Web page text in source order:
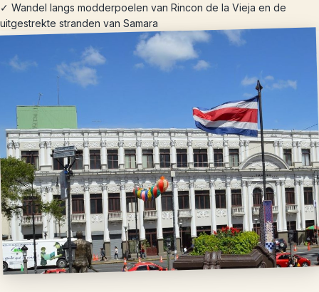
✓ Wandel langs modderpoelen van Rincon de la Vieja en de
uitgestrekte stranden van Samara